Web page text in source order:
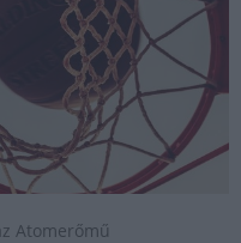
Atomerőmű